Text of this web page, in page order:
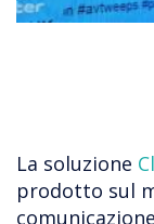
La soluzione
prodotto sul